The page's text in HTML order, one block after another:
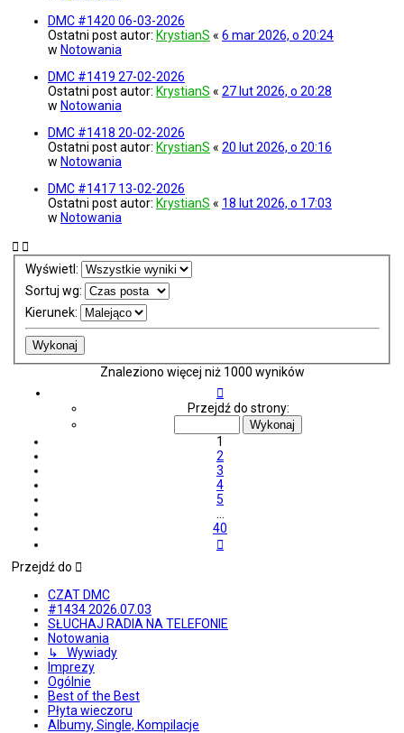
DMC #1420 06-03-2026
Ostatni post autor: KrystianS « 6 mar 2026, o 20:24
w Notowania
DMC #1419 27-02-2026
Ostatni post autor: KrystianS « 27 lut 2026, o 20:28
w Notowania
DMC #1418 20-02-2026
Ostatni post autor: KrystianS « 20 lut 2026, o 20:16
w Notowania
DMC #1417 13-02-2026
Ostatni post autor: KrystianS « 18 lut 2026, o 17:03
w Notowania
Wyświetl:
Sortuj wg:
Kierunek:
Znaleziono więcej niż 1000 wyników
1
z
40
Przejdź do strony:
1
2
3
4
5
40
Przejdź do
CZAT DMC
#1434 2026.07.03
SŁUCHAJ RADIA NA TELEFONIE
Notowania
↳ Wywiady
Imprezy
Ogólnie
Best of the Best
Płyta wieczoru
Albumy, Single, Kompilacje